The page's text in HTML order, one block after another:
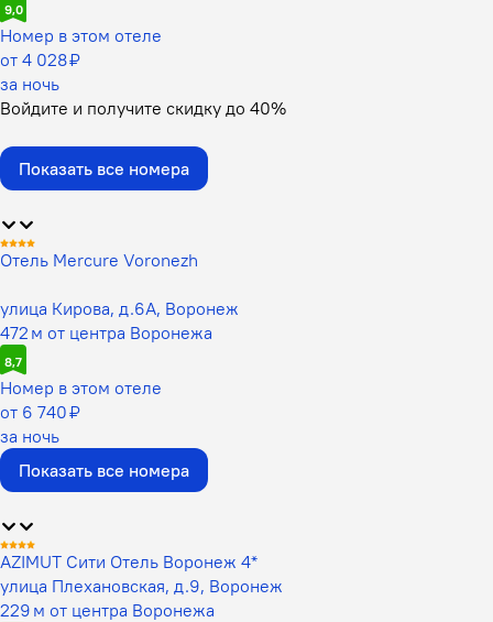
9,0
Номер в этом отеле
от 4 028 ₽
за ночь
Войдите и получите скидку до 40%
Показать все номера
Отель Mercure Voronezh
улица Кирова, д.6А, Воронеж
472 м от центра Воронежа
8,7
Номер в этом отеле
от 6 740 ₽
за ночь
Показать все номера
AZIMUT Сити Отель Воронеж 4*
улица Плехановская, д.9, Воронеж
229 м от центра Воронежа